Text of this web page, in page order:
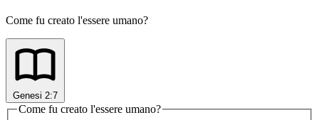
Come fu creato l'essere umano?
Genesi 2:7
Come fu creato l'essere umano?